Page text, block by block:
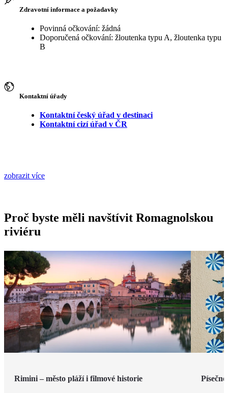
Zdravotní informace a požadavky
Povinná očkování: žádná
Doporučená očkování: žloutenka typu A, žloutenka typu
B
Kontaktní úřady
Kontaktní český úřad v destinaci
Kontaktní cizí úřad v ČR
zobrazit více
Proč byste měli navštívit Romagnolskou
riviéru
Rimini – město pláží i filmové historie